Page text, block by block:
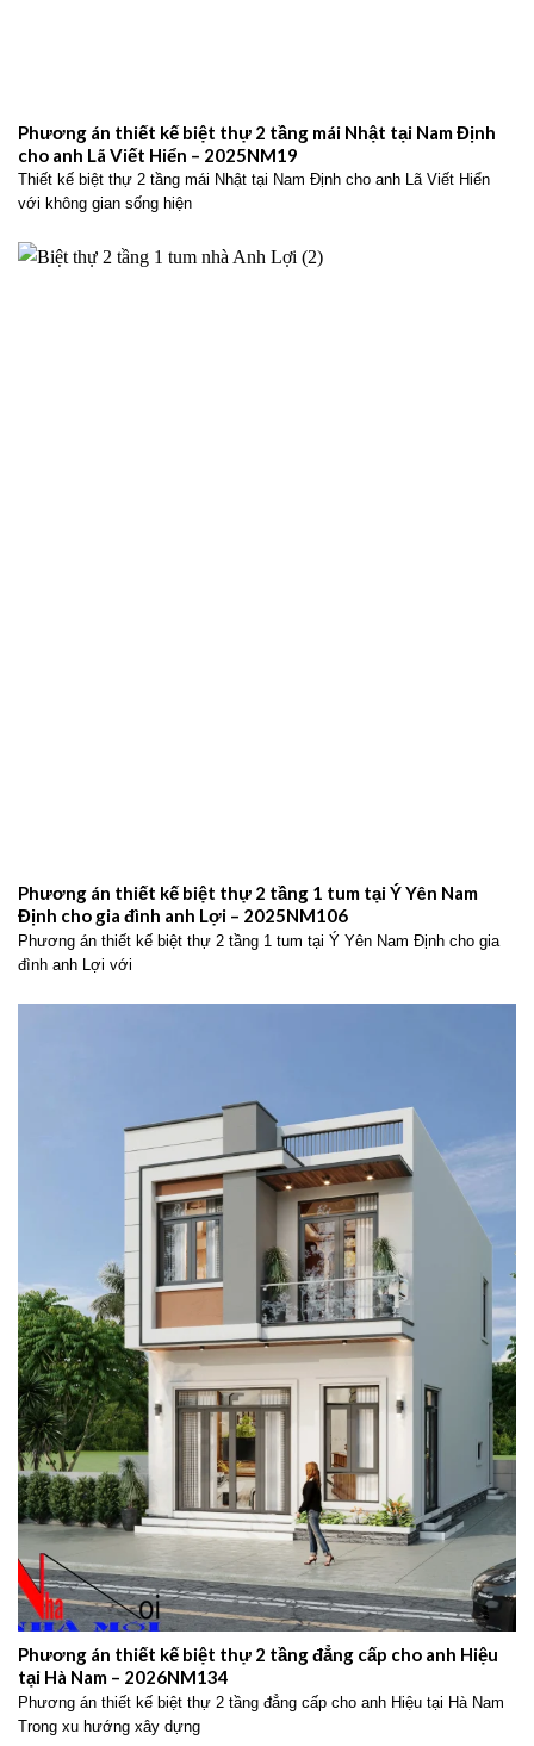
Phương án thiết kế biệt thự 2 tầng mái Nhật tại Nam Định
cho anh Lã Viết Hiển – 2025NM19
Thiết kế biệt thự 2 tầng mái Nhật tại Nam Định cho anh Lã Viết Hiển
với không gian sống hiện
Phương án thiết kế biệt thự 2 tầng 1 tum tại Ý Yên Nam
Định cho gia đình anh Lợi – 2025NM106
Phương án thiết kế biệt thự 2 tầng 1 tum tại Ý Yên Nam Định cho gia
đình anh Lợi với
Phương án thiết kế biệt thự 2 tầng đẳng cấp cho anh Hiệu
tại Hà Nam – 2026NM134
Phương án thiết kế biệt thự 2 tầng đẳng cấp cho anh Hiệu tại Hà Nam
Trong xu hướng xây dựng